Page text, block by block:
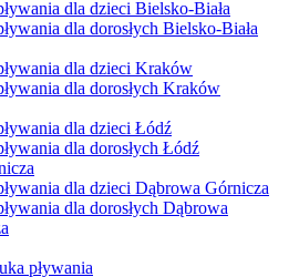
dla dzieci Bielsko-Biała
dla dorosłych Bielsko-Biała
dla dzieci Kraków
dla dorosłych Kraków
dla dzieci Łódź
dla dorosłych Łódź
dla dzieci Dąbrowa Górnicza
dla dorosłych Dąbrowa
pływania